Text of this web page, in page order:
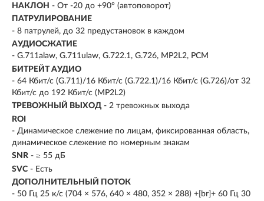
НАКЛОН - От -20 до +90° (автоповорот)
ПАТРУЛИРОВАНИЕ
- 8 патрулей, до 32 предустановок в каждом
АУДИОСЖАТИЕ
- G.711alaw, G.711ulaw, G.722.1, G.726, MP2L2, PCM
БИТРЕЙТ АУДИО
- 64 Кбит/с (G.711)/16 Кбит/с (G.722.1)/16 Кбит/с (G.726)/от 32
Кбит/с до 192 Кбит/с (MP2L2)
ТРЕВОЖНЫЙ ВЫХОД - 2 тревожных выхода
ROI
- Динамическое слежение по лицам, фиксированная область,
динамическое слежение по номерным знакам
SNR - ≥ 55 дБ
SVC - Есть
ДОПОЛНИТЕЛЬНЫЙ ПОТОК
- 50 Гц 25 к/с (704 × 576, 640 × 480, 352 × 288) +[br]+ 60 Гц 30